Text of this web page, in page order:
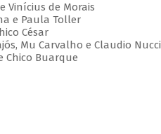
Vinícius de Morais
e Paula Toller
César
Mu Carvalho e Claudio Nucci
Chico Buarque